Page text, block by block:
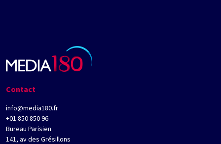
Contact
info@media180.fr
+01 850 850 96
Bureau Parisien
141, av des Grésillons